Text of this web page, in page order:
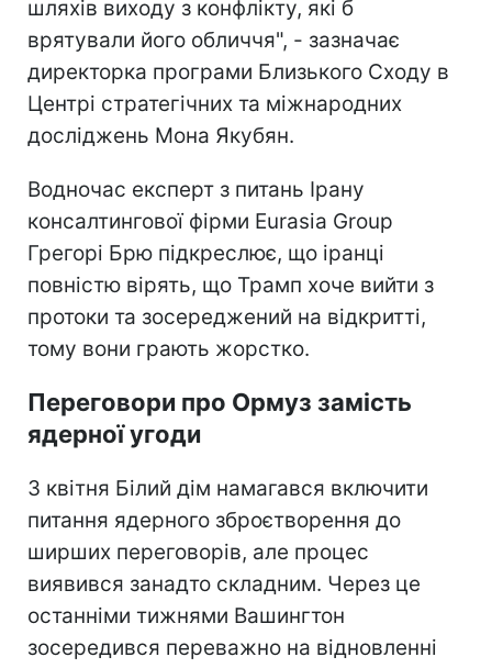
шляхів виходу з конфлікту, які б
врятували його обличчя", - зазначає
директорка програми Близького Сходу в
Центрі стратегічних та міжнародних
досліджень Мона Якубян.
Водночас експерт з питань Ірану
консалтингової фірми Eurasia Group
Грегорі Брю підкреслює, що іранці
повністю вірять, що Трамп хоче вийти з
протоки та зосереджений на відкритті,
тому вони грають жорстко.
Переговори про Ормуз замість
ядерної угоди
З квітня Білий дім намагався включити
питання ядерного зброєтворення до
ширших переговорів, але процес
виявився занадто складним. Через це
останніми тижнями Вашингтон
зосередився переважно на відновленні